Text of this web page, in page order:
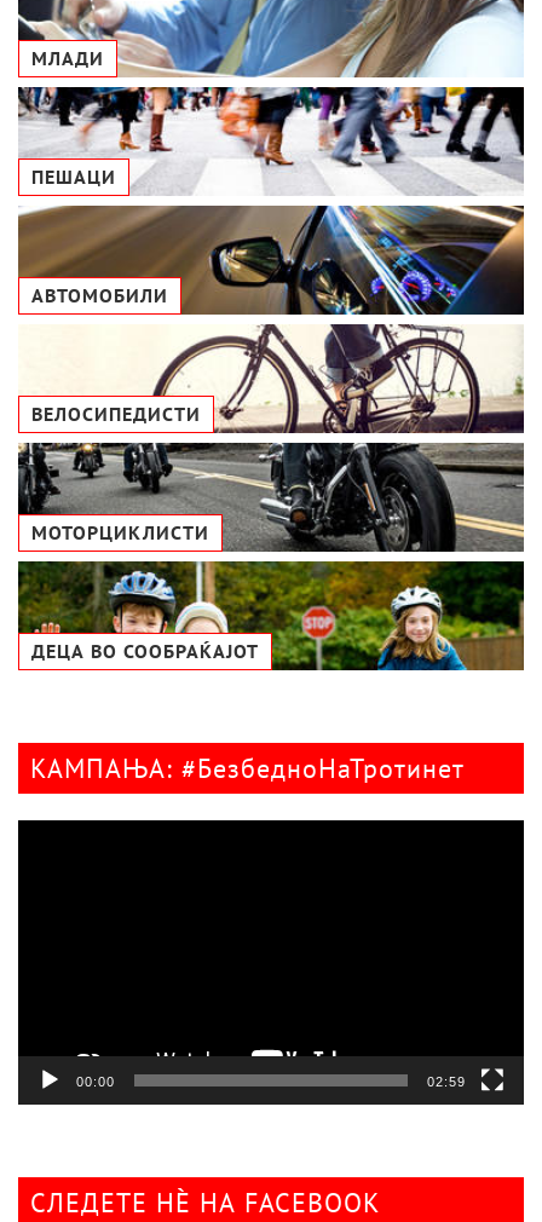
МЛАДИ
ПЕШАЦИ
АВТОМОБИЛИ
ВЕЛОСИПЕДИСТИ
МОТОРЦИКЛИСТИ
ДЕЦА ВО СООБРАЌАЈОТ
КАМПАЊА: #БезбедноНаТротинет
00:00 02:59
СЛЕДЕТЕ НÈ НА FACEBOOK